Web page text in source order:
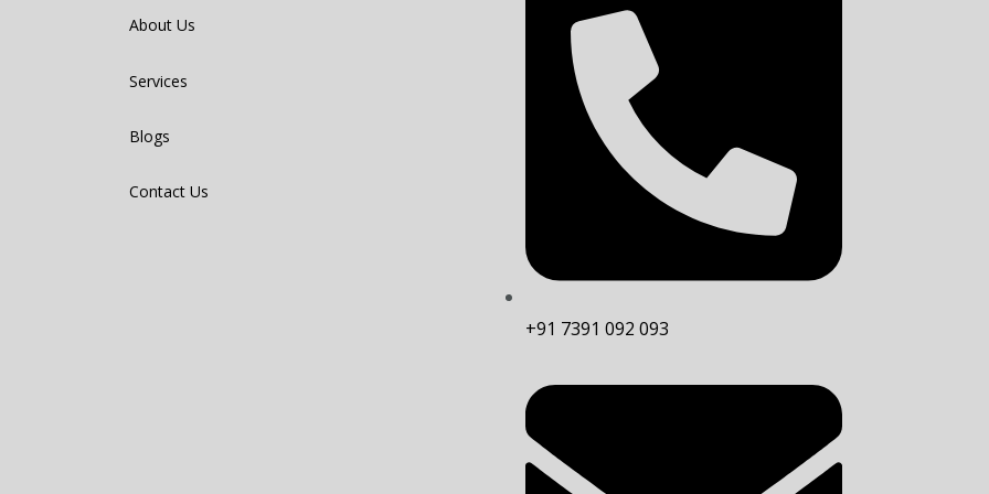
About Us
Services
Blogs
Contact Us
+91 7391 092 093